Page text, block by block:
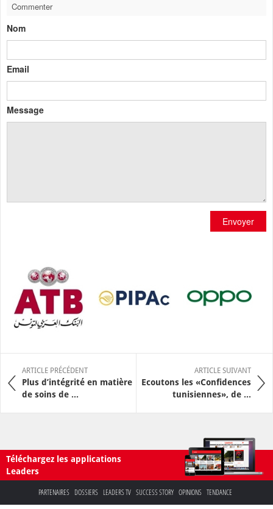
Commenter
Nom
Email
Message
Envoyer
ARTICLE PRÉCÉDENT
Plus d’intégrité en matière
de soins de ...
ARTICLE SUIVANT
Ecoutons les «Confidences
tunisiennes», de ...
Téléchargez les applications
Leaders
PARTENAIRES DOSSIERS LEADERS TV SUCCESS STORY OPINIONS TENDANCE